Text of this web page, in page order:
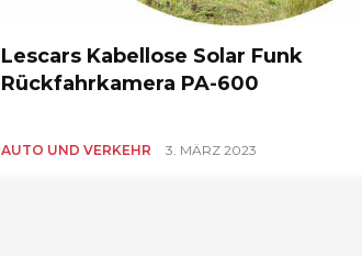
Lescars Kabellose Solar Funk
Rückfahrkamera PA-600
AUTO UND VERKEHR 3. MÄRZ 2023